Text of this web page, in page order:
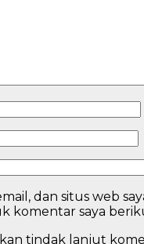
dan situs web
komentar saya
tindak lanjut